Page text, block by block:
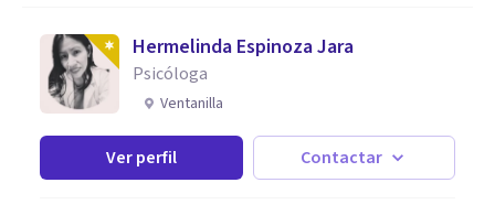
Hermelinda Espinoza Jara
Psicóloga
Ventanilla
Ver perfil Contactar